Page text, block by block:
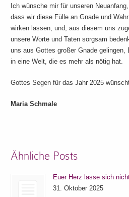
Ich wünsche mir für unseren
dass wir diese Fülle an Gnade und
wirken lassen, und, aus diesem uns
unsere Worte und Taten sorgsam
uns aus Gottes großer Gnade gelingen,
in eine Welt, die es mehr als nötig hat.
Gottes Segen für das Jahr 2025
Maria Schmale
Ähnliche Posts
Euer Herz lasse sich
31. Oktober 2025